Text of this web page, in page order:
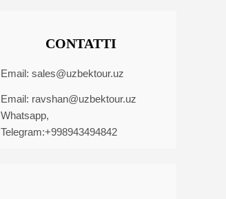
CONTATTI
Email: sales@uzbektour.uz
Email: ravshan@uzbektour.uz
Whatsapp,
Telegram:+998943494842